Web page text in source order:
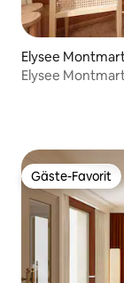
Elysee
Elysee
Gäste-Favorit
Gäste-Favorit